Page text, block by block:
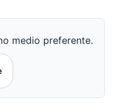
medio preferente.